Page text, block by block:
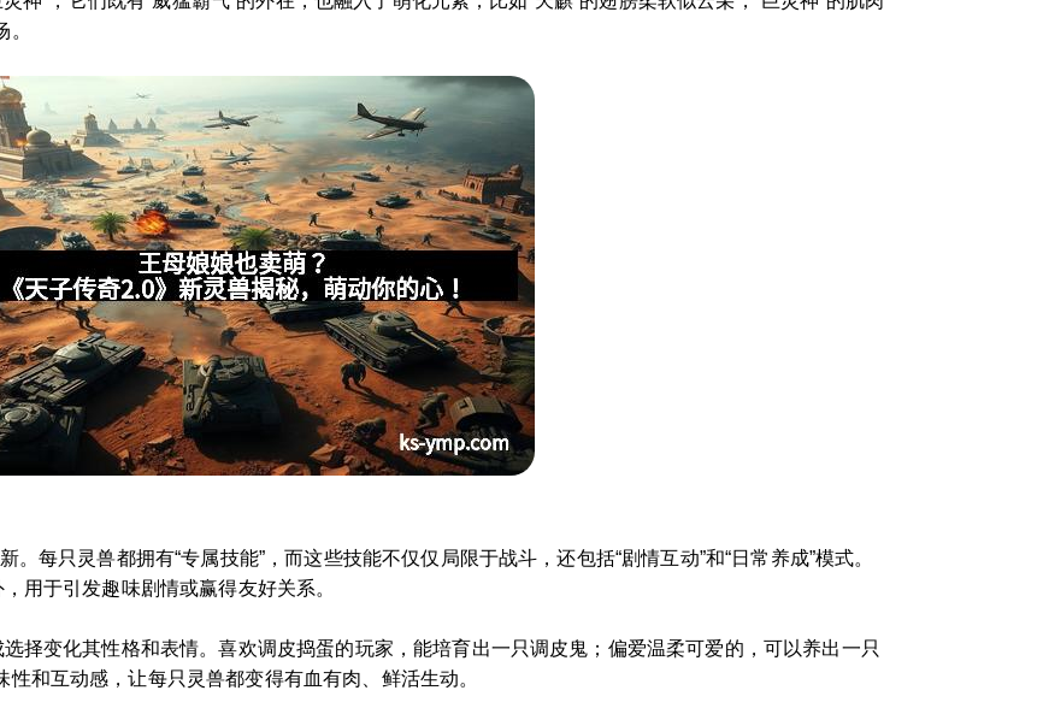
。每只灵兽都拥有“专属技能”，而这些技能不仅仅局限于战斗，还包括“剧情互动”和“日常养成”模式。
用于引发趣味剧情或赢得友好关系。
择变化其性格和表情。喜欢调皮捣蛋的玩家，能培育出一只调皮鬼；偏爱温柔可爱的，可以养出一只
和互动感，让每只灵兽都变得有血有肉、鲜活生动。